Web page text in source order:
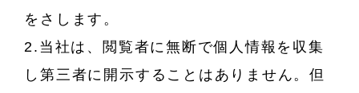
をさします。
2.当社は、閲覧者に無断で個人情報を収集
し第三者に開示することはありません。但